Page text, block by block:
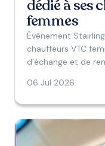
dédié à ses
femmes
Événement
chauffeurs VTC
d’échange et de
06 Jul 2026